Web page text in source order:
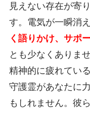
見えない存在が寄
す。電気が一瞬消
く語りかけ、サポ
とも少なくありま
精神的に疲れてい
守護霊があなたに
もしれません。彼